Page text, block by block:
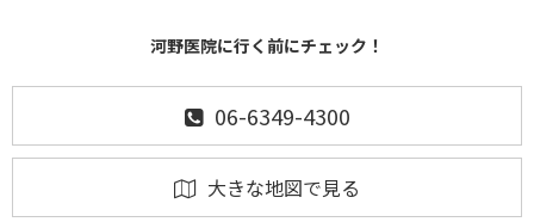
河野医院に行く前にチェック！
06-6349-4300
大きな地図で見る